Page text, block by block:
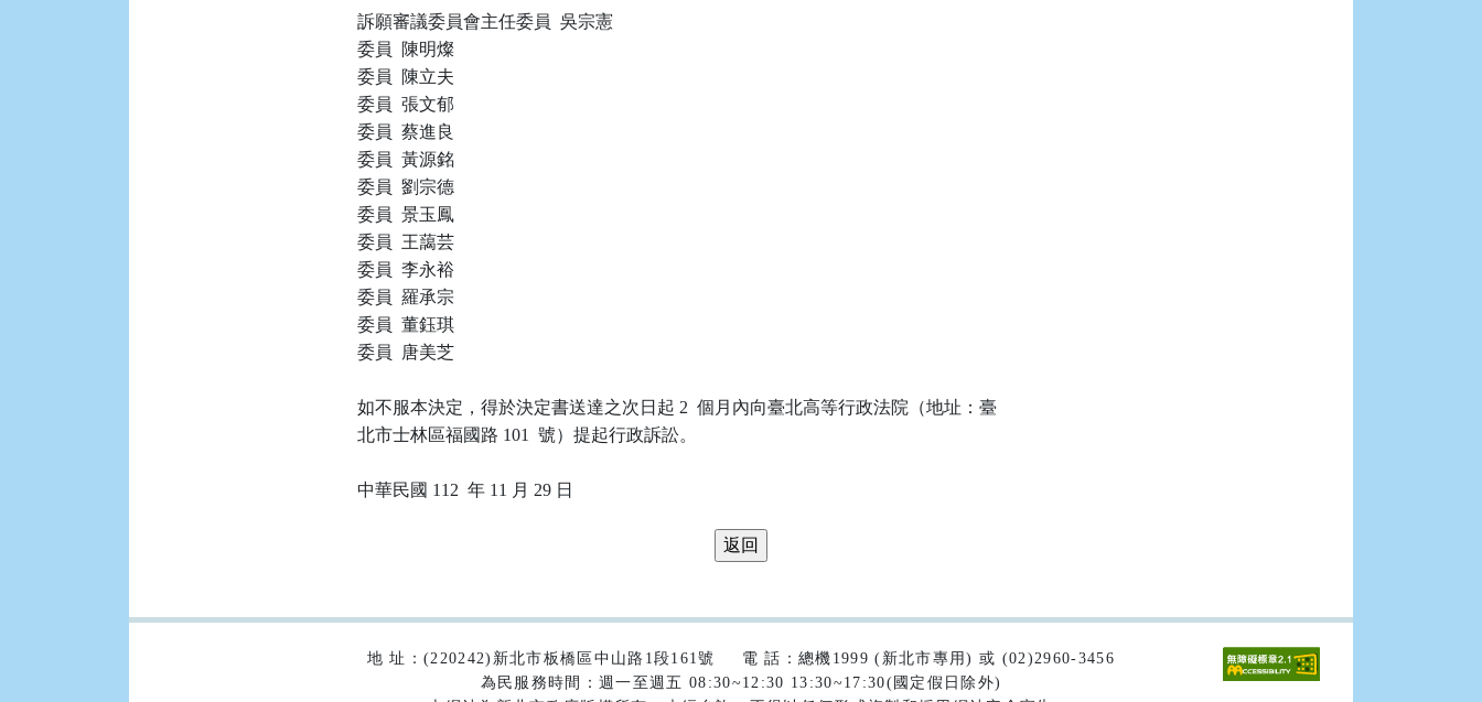
訴願審議委員會主任委員  吳宗憲
委員  陳明燦
委員  陳立夫
委員  張文郁
委員  蔡進良
委員  黃源銘
委員  劉宗德
委員  景玉鳳
委員  王藹芸
委員  李永裕
委員  羅承宗
委員  董鈺琪
委員  唐美芝
如不服本決定，得於決定書送達之次日起 2  個月內向臺北高等行政法院（地址：臺
北市士林區福國路 101  號）提起行政訴訟。
地 址：(220242)新北市板橋區中山路1段161號
電 話：總機1999 (新北市專用) 或 (02)2960-3456
為民服務時間：週一至週五 08:30~12:30 13:30~17:30(國定假日除外)